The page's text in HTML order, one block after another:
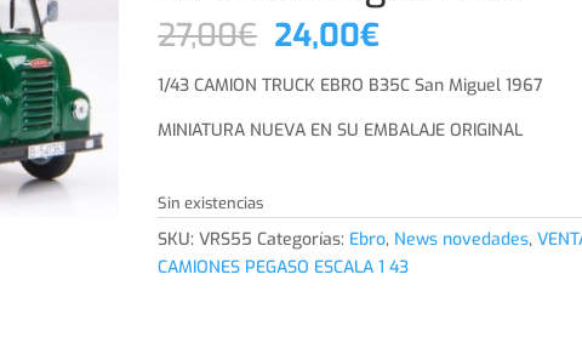
27,00€ El
precio
original
era:
27,00€.
24,00€El
actual
es:
24,00€.
1/43 CAMION TRUCK EBRO B35C San Miguel 1967
MINIATURA NUEVA EN SU EMBALAJE ORIGINAL
Sin existencias
SKU:VRS55 Categorías: Ebro, News novedades,
CAMIONES PEGASO ESCALA 1 43